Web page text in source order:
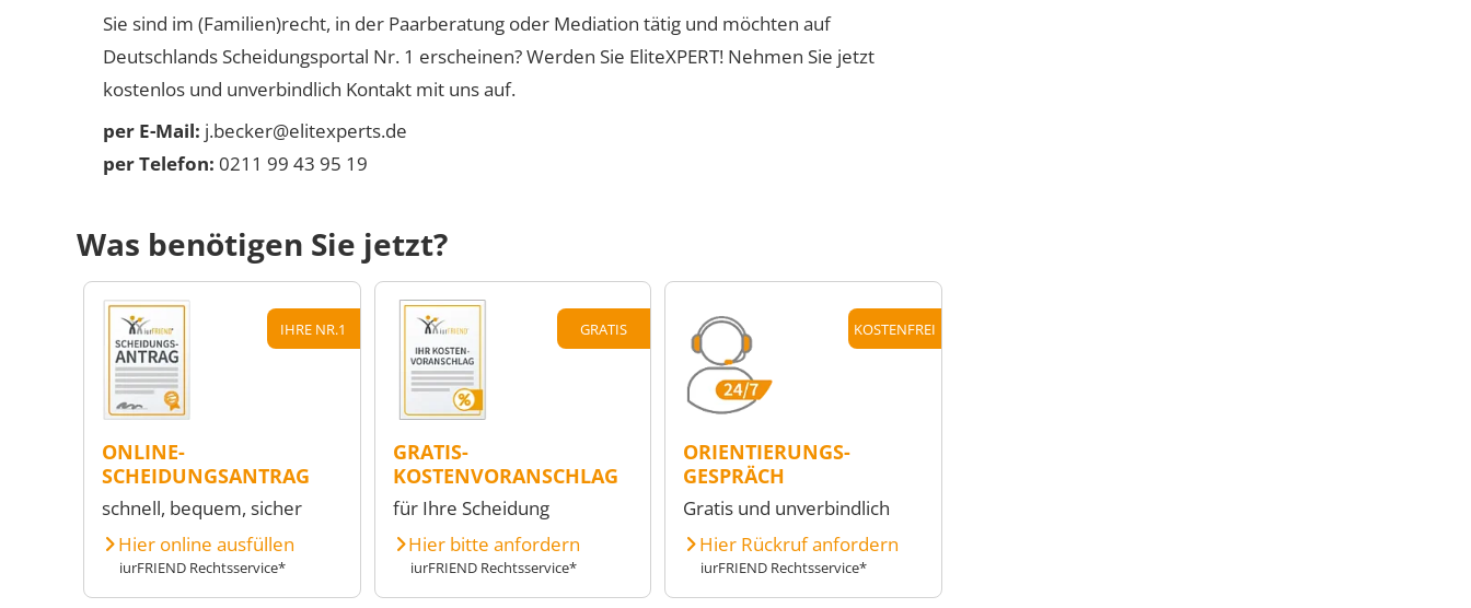
Sie sind im (Familien)recht, in der Paarberatung oder Mediation tätig und möchten auf
Deutschlands Scheidungsportal Nr. 1 erscheinen? Werden Sie EliteXPERT! Nehmen Sie jetzt
kostenlos und unverbindlich Kontakt mit uns auf.
per E-Mail: j.becker@elitexperts.de
per Telefon: 0211 99 43 95 19
Was benötigen Sie jetzt?
IHRE NR.1
ONLINE-
SCHEIDUNGSANTRAG
schnell, bequem, sicher
Hier online ausfüllen
iurFRIEND Rechtsservice*
GRATIS
GRATIS-
KOSTENVORANSCHLAG
für Ihre Scheidung
Hier bitte anfordern
iurFRIEND Rechtsservice*
KOSTENFREI
ORIENTIERUNGS-
GESPRÄCH
Gratis und unverbindlich
Hier Rückruf anfordern
iurFRIEND Rechtsservice*